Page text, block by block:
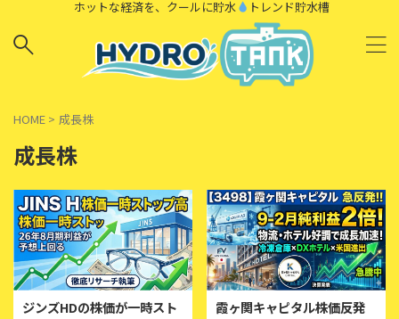
ホットな経済を、クールに貯水 トレンド貯水槽
HOME > 成長株
成長株
ジンズHDの株価が一時スト
霞ヶ関キャピタル株価反発